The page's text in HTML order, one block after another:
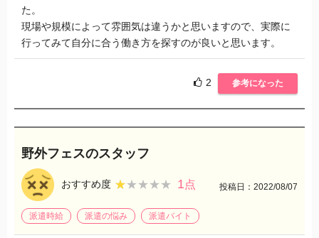
た。
現場や規模によって雰囲気は違うかと思いますので、実際に
行ってみて自分に合う働き方を探すのが良いと思います。
2 参考になった
野外フェスのスタッフ
おすすめ度 ★★★★★
★★★★★ 1点 投稿日：2022/08/07
派遣時給 派遣の悩み 派遣バイト